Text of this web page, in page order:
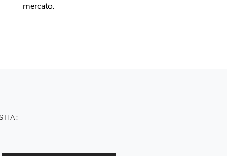
mercato.
A :